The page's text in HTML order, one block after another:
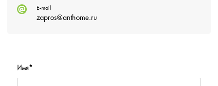
E-mail
zapros@anthome.ru
Имя*